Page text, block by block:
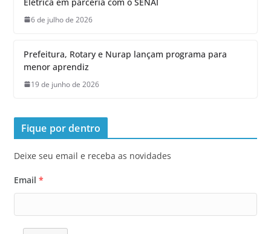
6 de julho de 2026
Prefeitura, Rotary e Nurap lançam programa para
menor aprendiz
19 de junho de 2026
Fique por dentro
Deixe seu email e receba as novidades
Email *